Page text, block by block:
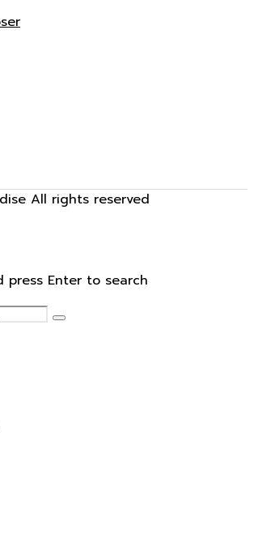
All rights reserved
press Enter to search